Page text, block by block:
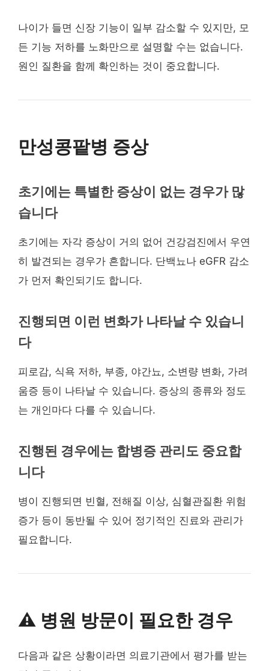
나이가 들면 신장 기능이 일부 감소할 수 있지만, 모
든 기능 저하를 노화만으로 설명할 수는 없습니다.
원인 질환을 함께 확인하는 것이 중요합니다.
만성콩팥병 증상
초기에는 특별한 증상이 없는 경우가 많
습니다
초기에는 자각 증상이 거의 없어 건강검진에서 우연
히 발견되는 경우가 흔합니다. 단백뇨나 eGFR 감소
가 먼저 확인되기도 합니다.
진행되면 이런 변화가 나타날 수 있습니
다
피로감, 식욕 저하, 부종, 야간뇨, 소변량 변화, 가려
움증 등이 나타날 수 있습니다. 증상의 종류와 정도
는 개인마다 다를 수 있습니다.
진행된 경우에는 합병증 관리도 중요합
니다
병이 진행되면 빈혈, 전해질 이상, 심혈관질환 위험
증가 등이 동반될 수 있어 정기적인 진료와 관리가
필요합니다.
⚠️ 병원 방문이 필요한 경우
다음과 같은 상황이라면 의료기관에서 평가를 받는